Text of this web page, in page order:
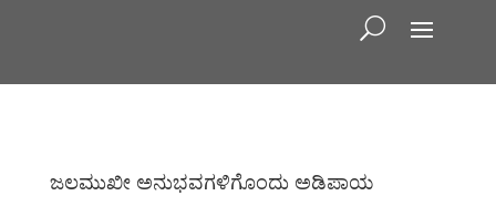
ಜಲಮುಖೀ ಅನುಭವಗಳಿಗೊಂದು ಅಡಿಪಾಯ